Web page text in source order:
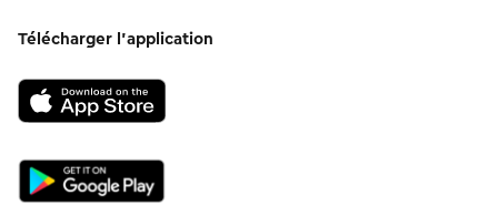
Télécharger l’application